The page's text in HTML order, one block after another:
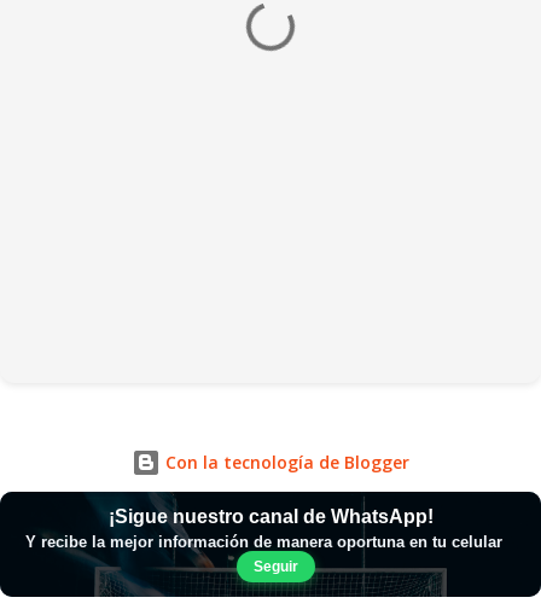
Con la tecnología de Blogger
¡Sigue nuestro canal de WhatsApp!
Y recibe la mejor información de manera oportuna en tu celular
Seguir